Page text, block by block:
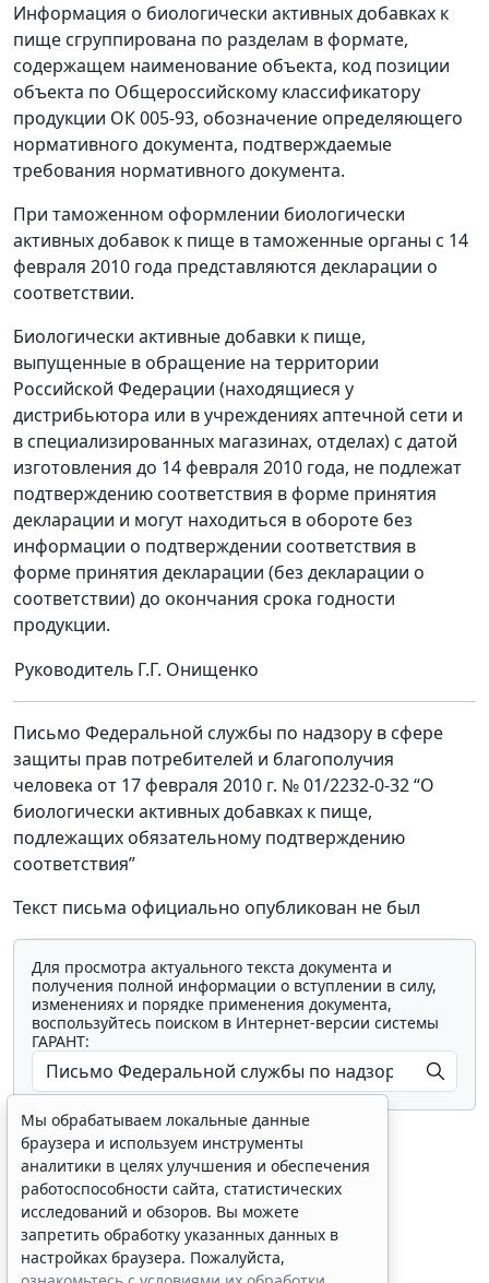
Информация о биологически активных добавках к
пище сгруппирована по разделам в формате,
содержащем наименование объекта, код позиции
объекта по Общероссийскому классификатору
продукции ОК 005-93, обозначение определяющего
нормативного документа, подтверждаемые
требования нормативного документа.
При таможенном оформлении биологически
активных добавок к пище в таможенные органы с 14
февраля 2010 года представляются декларации о
соответствии.
Биологически активные добавки к пище,
выпущенные в обращение на территории
Российской Федерации (находящиеся у
дистрибьютора или в учреждениях аптечной сети и
в специализированных магазинах, отделах) с датой
изготовления до 14 февраля 2010 года, не подлежат
подтверждению соответствия в форме принятия
декларации и могут находиться в обороте без
информации о подтверждении соответствия в
форме принятия декларации (без декларации о
соответствии) до окончания срока годности
продукции.
Руководитель Г.Г. Онищенко
Письмо Федеральной службы по надзору в сфере
защиты прав потребителей и благополучия
человека от 17 февраля 2010 г. № 01/2232-0-32 “О
биологически активных добавках к пище,
подлежащих обязательному подтверждению
соответствия”
Текст письма официально опубликован не был
Для просмотра актуального текста документа и
получения полной информации о вступлении в силу,
изменениях и порядке применения документа,
воспользуйтесь поиском в Интернет-версии системы
ГАРАНТ:
Показать все материалы
Мы обрабатываем локальные данные
браузера и используем инструменты
аналитики в целях улучшения и обеспечения
работоспособности сайта, статистических
исследований и обзоров. Вы можете
запретить обработку указанных данных в
настройках браузера. Пожалуйста,